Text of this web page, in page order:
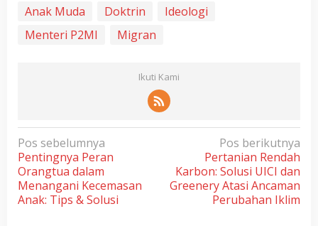
Anak Muda Doktrin
Ideologi
Menteri P2MI
Migran
Ikuti Kami
N
a
v
i
Pos sebelumnya
Pentingnya Peran
Orangtua dalam
Menangani Kecemasan
Anak: Tips & Solusi
Pos berikutnya
Pertanian Rendah
Karbon: Solusi UICI dan
Greenery Atasi Ancaman
Perubahan Iklim